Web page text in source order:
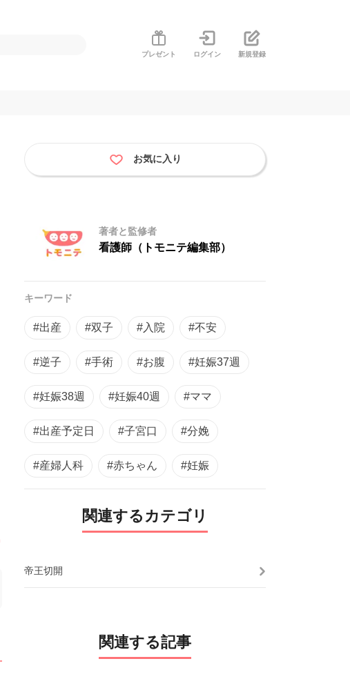
プレゼント ログイン 新規登録
お気に入り
著者と監修者
看護師（トモニテ編集部）
キーワード
#出産 #双子 #入院 #不安
#逆子 #手術 #お腹 #妊娠37週
#妊娠38週 #妊娠40週 #ママ
#出産予定日 #子宮口 #分娩
#産婦人科 #赤ちゃん #妊娠
関連するカテゴリ
帝王切開
関連する記事